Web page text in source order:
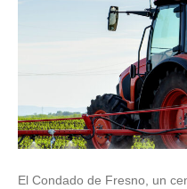
El Condado de Fresno, un